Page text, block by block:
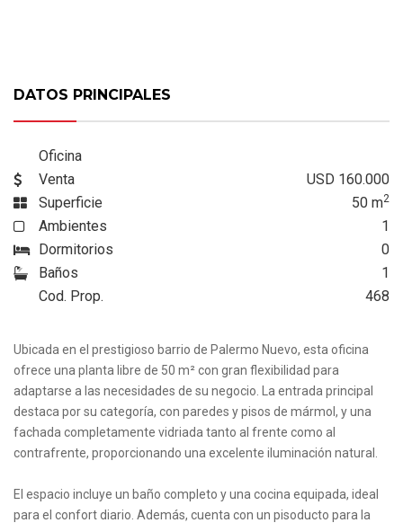
DATOS PRINCIPALES
Oficina
Venta
USD 160.000
Superficie
50 m2
Ambientes
1
Dormitorios
0
Baños
1
Cod. Prop.
468
Ubicada en el prestigioso barrio de Palermo Nuevo, esta oficina
ofrece una planta libre de 50 m² con gran flexibilidad para
adaptarse a las necesidades de su negocio. La entrada principal
destaca por su categoría, con paredes y pisos de mármol, y una
fachada completamente vidriada tanto al frente como al
contrafrente, proporcionando una excelente iluminación natural.
El espacio incluye un baño completo y una cocina equipada, ideal
para el confort diario. Además, cuenta con un pisoducto para la